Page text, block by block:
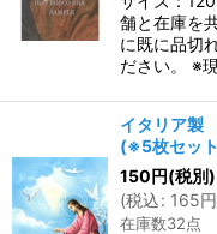
舗と在庫を
に既に品切
ださい。 ※
イタリア製
(※5枚セッ
150円(税別)
(税込: 165円
在庫数32点